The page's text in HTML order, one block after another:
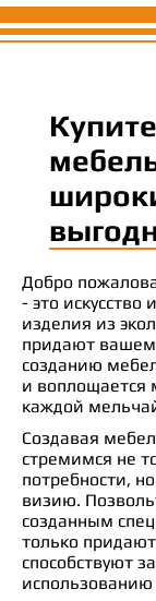
Добро
- это
изделия из
придают
созданию
и
каждой
Создавая
стремимся не
потребности,
визию.
созданным
только
способствуют
использованию